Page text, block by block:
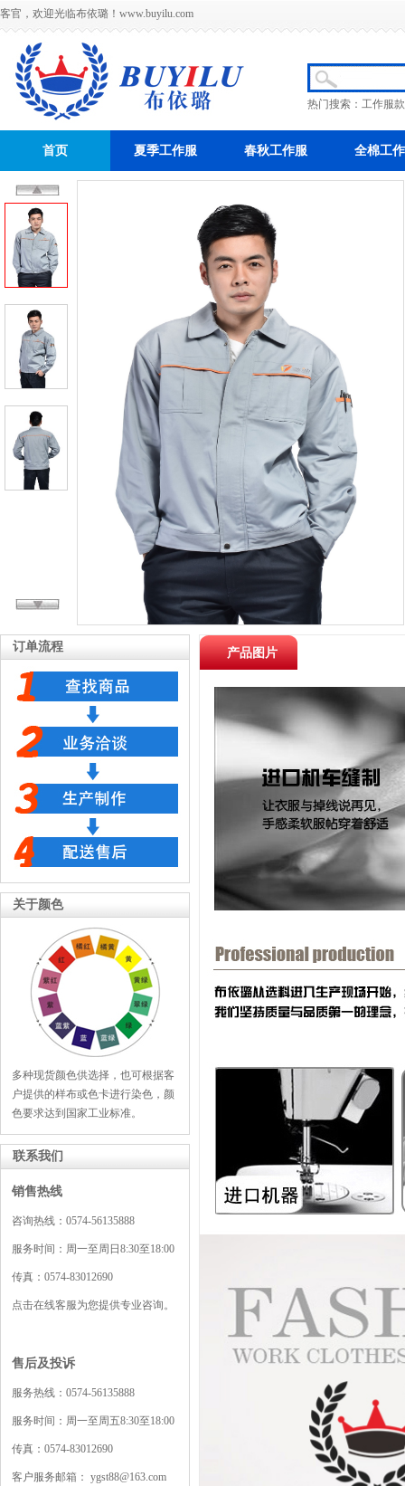
客官，欢迎光临布依璐！ www.buyilu.com
热门搜索： 工作服
首页 夏季工作服 春秋工作服 全棉工
订单流程
关于颜色
多种现货颜色供选择，也可根据客
户提供的样布或色卡进行染色，颜
色要求达到国家工业标准。
联系我们
销售热线
咨询热线：0574-56135888
服务时间：周一至周日8:30至18:00
传真：0574-83012690
点击在线客服为您提供专业咨询。
售后及投诉
服务热线：0574-56135888
服务时间：周一至周五8:30至18:00
传真：0574-83012690
客户服务邮箱： ygst88@163.com
产品图片